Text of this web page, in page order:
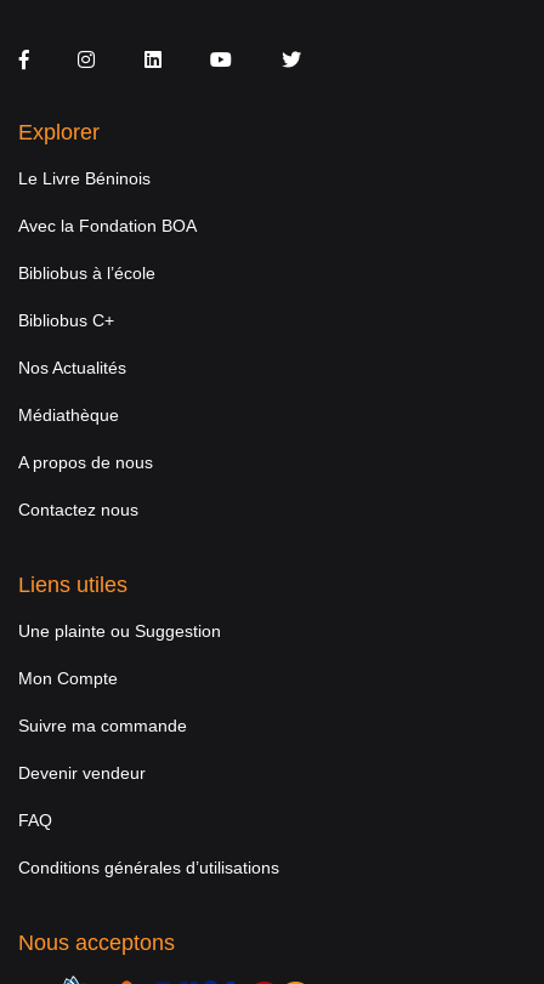
FacebookInstagramLinkedInYou TubeTwitter
Explorer
Le Livre Béninois
Avec la Fondation BOA
Bibliobus à l’école
Bibliobus C+
Nos Actualités
Médiathèque
A propos de nous
Contactez nous
Liens utiles
Une plainte ou Suggestion
Mon Compte
Suivre ma commande
Devenir vendeur
FAQ
Conditions générales d’utilisations
Nous acceptons